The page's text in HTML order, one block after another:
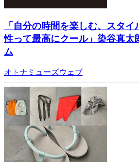
「自分の時間を楽しむ、スタ
性って最高にクール」染谷真太
ム
オトナミューズウェブ